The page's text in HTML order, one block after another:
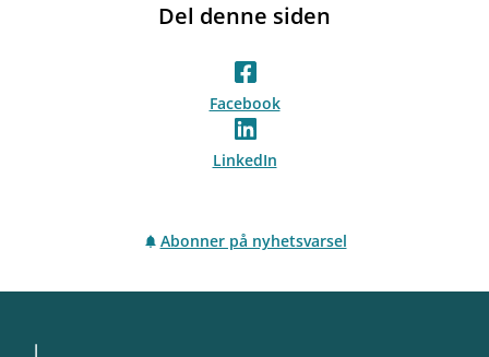
Del denne siden
Facebook
LinkedIn
Abonner på nyhetsvarsel